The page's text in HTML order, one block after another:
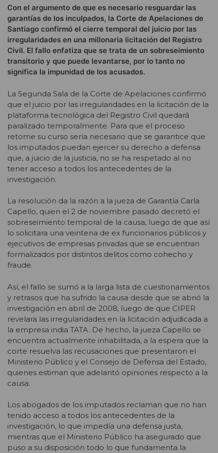
Con el argumento de que es necesario resguardar las
garantías de los inculpados, la Corte de Apelaciones de
Santiago confirmó el cierre temporal del juicio por las
irregularidades en una millonaria licitación del Registro
Civil. El fallo enfatiza que se trata de un sobreseimiento
transitorio y que puede levantarse, por lo tanto no
significa la impunidad de los acusados.
La Segunda Sala de la Corte de Apelaciones confirmó
que el juicio por las irregularidades en la licitación de la
plataforma tecnológica del Registro Civil quedará
paralizado temporalmente. Para que el proceso
retome su curso sería necesario que se garantice que
los imputados puedan ejercer su derecho a defensa
que, a juicio de la justicia, no se ha respetado al no
tener acceso a todos los antecedentes de la
investigación.
La resolución da la razón a la jueza de Garantía Carla
Capello, quien el 2 de noviembre pasado decretó el
sobreseimiento temporal de la causa, luego de que así
lo solicitara una veintena de ex funcionarios públicos y
ejecutivos de empresas privadas que se encuentran
formalizados por distintos delitos como cohecho y
fraude.
Así, el fallo se sumó a la larga lista de cuestionamientos
y retrasos que ha sufrido la causa desde que se abrió la
investigación en abril de 2008, luego de que CIPER
revelara las irregularidades en la licitación adjudicada a
la empresa india TATA. De hecho, la jueza Capello se
encuentra actualmente inhabilitada, a la espera que la
corte resuelva las recusaciones que presentaron el
Ministerio Público y el Consejo de Defensa del Estado,
quienes estiman que adelantó opiniones respecto a la
causa.
Los abogados de los imputados reclaman que no han
tenido acceso a todos los antecedentes de la
investigación, lo que impedía una defensa justa,
mientras que el Ministerio Público ha asegurado que
puso a su disposición todo lo que fundamenta la